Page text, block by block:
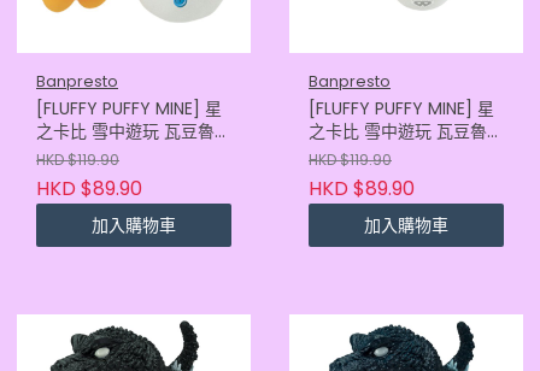
Banpresto
[FLUFFY PUFFY MINE] 星
之卡比 雪中遊玩 瓦豆魯迪
& 雪人
HKD $119.90
HKD $89.90
加入購物車
Banpresto
[FLUFFY PUFFY MINE] 星
之卡比 雪中遊玩 瓦豆魯迪
們
HKD $119.90
HKD $89.90
加入購物車